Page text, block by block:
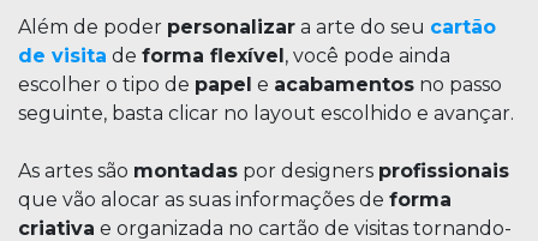
Além de poder personalizar a arte do seu cartão
de visita de forma flexível, você pode ainda
escolher o tipo de papel e acabamentos no passo
seguinte, basta clicar no layout escolhido e avançar.
As artes são montadas por designers profissionais
que vão alocar as suas informações de forma
criativa e organizada no cartão de visitas tornando-